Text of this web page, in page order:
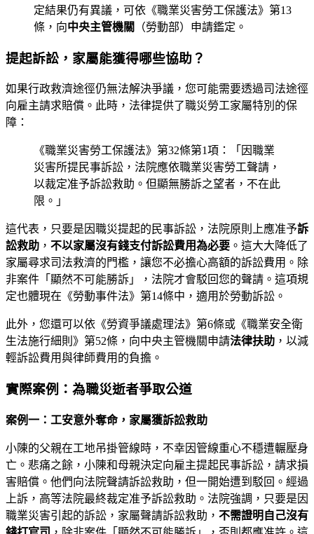
定結果仍有異議，可依《職業災害勞工保護法》第13
條，向中央主管機關 （勞動部）申請鑑定。
提起訴訟，家屬能獲得哪些協助？
如果行政救濟途徑仍無法解決爭議，您可能需要透過司法途徑
向雇主請求賠償。此時，法律提供了職災勞工家屬特別的保
障：
《職業災害勞工保護法》第32條第1項：「因職業
災害所提民事訴訟，法院應依職業災害勞工聲請，
以裁定准予訴訟救助。但顯無勝訴之望者，不在此
限。」
這代表，只要是因職災提起的民事訴訟，法院原則上應准予訴
訟救助 ， 不以家屬沒有錢支付訴訟費用為必要 。這大大降低了
家屬尋求司法救濟的門檻，讓您不必擔心高額的訴訟費用。除
非案件「顯然不可能勝訴」，法院才會駁回您的聲請。這項規
定也體現在《勞動事件法》第14條中，適用於勞動訴訟。
此外，您還可以依《勞資爭議處理法》第6條或《職業安全衛
生法施行細則》第52條，向中央主管機關申請法律扶助 ，以減
輕訴訟費用與律師費用的負擔。
實際案例：為職災逝者爭取公道
案例一：工安意外奪命，家屬獲訴訟救助
小陳的父親在工地吊掛管線時，不幸因管線重心不穩遭輾壓身
亡。悲痛之餘，小陳和母親決定向雇主提起民事訴訟，請求損
害賠償。他們向法院聲請訴訟救助，但一開始遭到駁回。經過
上訴，高等法院最終裁定准予訴訟救助。法院強調，只要是因
職業災害引起的訴訟，家屬聲請訴訟救助， 不需證明自己沒有